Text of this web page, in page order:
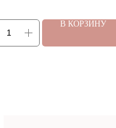
В КОРЗИНУ
цены
цены на букеты и подарки в